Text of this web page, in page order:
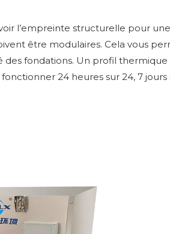
l’empreinte structurelle pour
être modulaires. Cela vous
fondations. Un profil
24 heures sur 24, 7 jours